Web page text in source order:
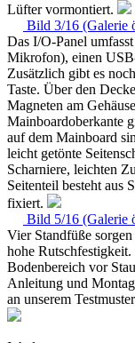
Lüfter vormontiert.
Bild 3/16 (Galerie
Das I/O-Panel
Mikrofon), einen
Zusätzlich gibt es
Taste. Über den
Magneten am
Mainboardoberkante
auf dem Mainboard
leicht getönte
Scharniere, leichten
Seitenteil besteht aus
fixiert.
Bild 5/16 (Galerie
Vier Standfüße
hohe
Bodenbereich vor
Anleitung und
an unserem